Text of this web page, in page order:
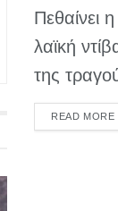
Πεθαίνει
λαϊκή
της
READ MORE